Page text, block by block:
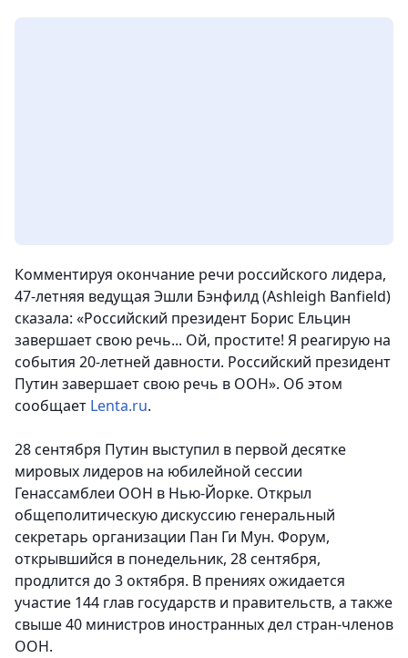
Комментируя окончание речи российского лидера,
47-летняя ведущая Эшли Бэнфилд (Ashleigh Banfield)
сказала: «Российский президент Борис Ельцин
завершает свою речь... Ой, простите! Я реагирую на
события 20-летней давности. Российский президент
Путин завершает свою речь в ООН». Об этом
сообщает Lenta.ru.
28 сентября Путин выступил в первой десятке
мировых лидеров на юбилейной сессии
Генассамблеи ООН в Нью-Йорке. Открыл
общеполитическую дискуссию генеральный
секретарь организации Пан Ги Мун. Форум,
открывшийся в понедельник, 28 сентября,
продлится до 3 октября. В прениях ожидается
участие 144 глав государств и правительств, а также
свыше 40 министров иностранных дел стран-членов
ООН.